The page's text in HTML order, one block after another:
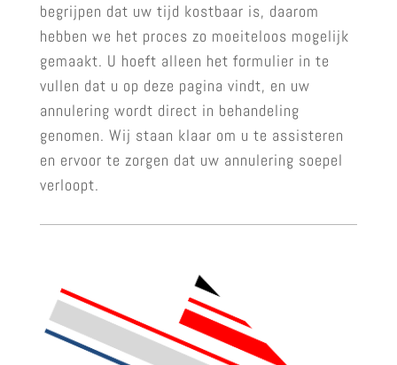
begrijpen dat uw tijd kostbaar is, daarom
hebben we het proces zo moeiteloos mogelijk
gemaakt. U hoeft alleen het formulier in te
vullen dat u op deze pagina vindt, en uw
annulering wordt direct in behandeling
genomen. Wij staan klaar om u te assisteren
en ervoor te zorgen dat uw annulering soepel
verloopt.